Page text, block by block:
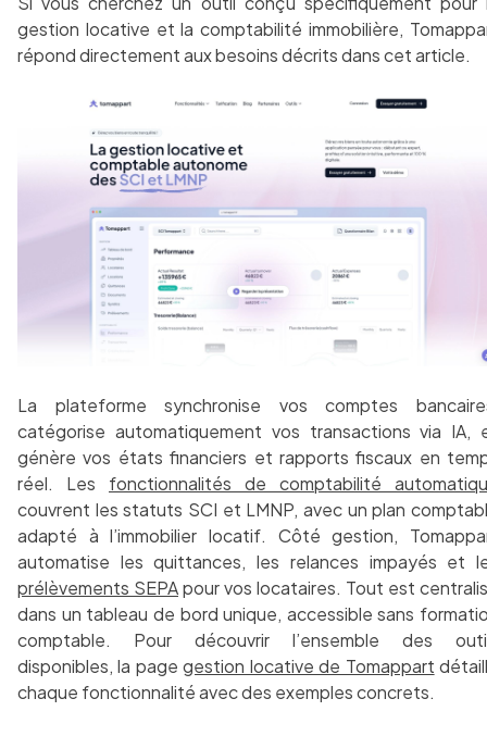
gestion locative et la comptabilité immobilière,
répond directement aux besoins décrits dans cet article.
La plateforme synchronise vos comptes
catégorise automatiquement vos transactions via IA,
génère vos états financiers et rapports fiscaux en
réel. Les fonctionnalités de comptabilité
couvrent les statuts SCI et LMNP, avec un plan
adapté à l’immobilier locatif. Côté gestion,
automatise les quittances, les relances impayés et
prélèvements SEPApour vos locataires. Tout est
dans un tableau de bord unique, accessible sans
comptable. Pour découvrir l’ensemble des
disponibles, la pagegestion locative de Tomappart
chaque fonctionnalité avec des exemples concrets.